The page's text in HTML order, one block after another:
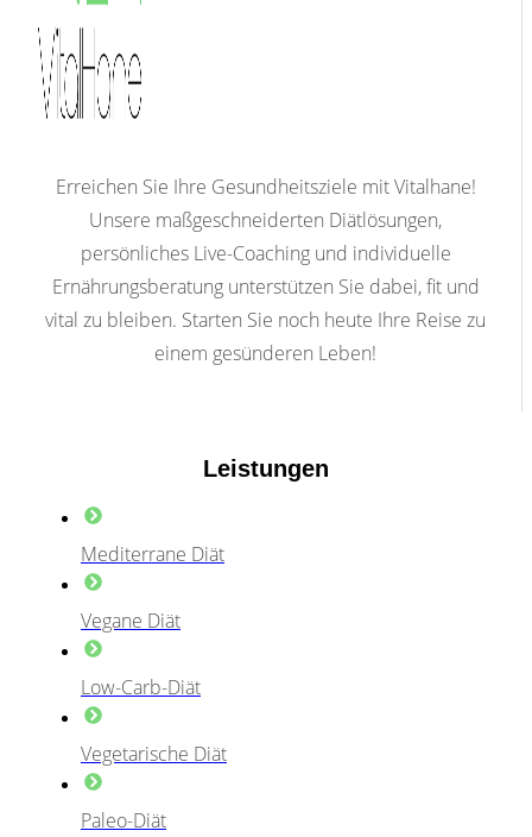
Erreichen Sie Ihre Gesundheitsziele mit Vitalhane!
Unsere maßgeschneiderten Diätlösungen,
persönliches Live-Coaching und individuelle
Ernährungsberatung unterstützen Sie dabei, fit und
vital zu bleiben. Starten Sie noch heute Ihre Reise zu
einem gesünderen Leben!
Leistungen
Mediterrane Diät
Vegane Diät
Low-Carb-Diät
Vegetarische Diät
Paleo-Diät